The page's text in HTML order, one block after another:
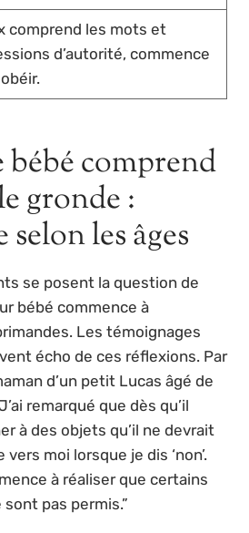
comprend les mots et
d’autorité, commence
bébé comprend
gronde :
les âges
se posent la question de
bébé commence à
Les témoignages
écho de ces réflexions. Par
d’un petit Lucas âgé de
remarqué que dès qu’il
à des objets qu’il ne devrait
moi lorsque je dis ‘non’.
à réaliser que certains
pas permis.”